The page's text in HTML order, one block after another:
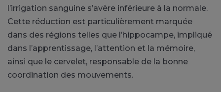
l’irrigation sanguine s’avère inférieure à la normale.
Cette réduction est particulièrement marquée
dans des régions telles que l’hippocampe, impliqué
dans l’apprentissage, l’attention et la mémoire,
ainsi que le cervelet, responsable de la bonne
coordination des mouvements.